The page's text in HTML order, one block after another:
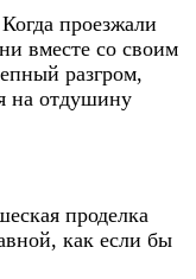
проезжали
вместе со своим
разгром,
на отдушину
проделка
как если бы